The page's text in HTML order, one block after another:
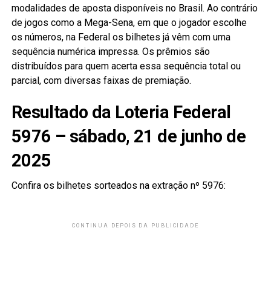
modalidades de aposta disponíveis no Brasil. Ao contrário
de jogos como a Mega-Sena, em que o jogador escolhe
os números, na Federal os bilhetes já vêm com uma
sequência numérica impressa. Os prêmios são
distribuídos para quem acerta essa sequência total ou
parcial, com diversas faixas de premiação.
Resultado da Loteria Federal
5976 – sábado, 21 de junho de
2025
Confira os bilhetes sorteados na extração nº 5976:
CONTINUA DEPOIS DA PUBLICIDADE